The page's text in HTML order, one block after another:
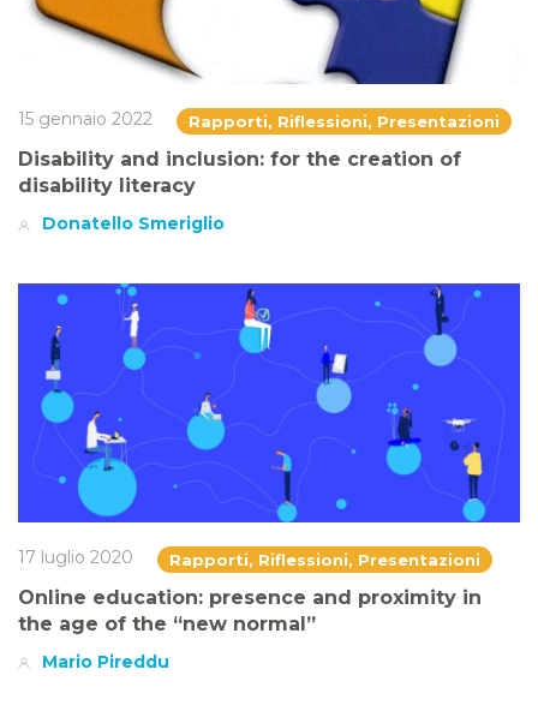
15 gennaio 2022 Rapporti, Riflessioni, Presentazioni
Disability and inclusion: for the creation of
disability literacy
Donatello Smeriglio
17 luglio 2020 Rapporti, Riflessioni, Presentazioni
Online education: presence and proximity in
the age of the “new normal”
Mario Pireddu